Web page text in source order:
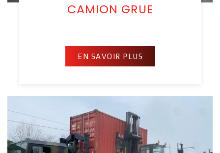
CAMION GRUE
EN SAVOIR PLUS